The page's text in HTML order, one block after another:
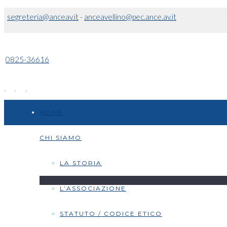
segreteria@anceav.it- anceavellino@pec.ance.av.it
0825-36616
CHI SIAMO
LA STORIA
L’ASSOCIAZIONE
STATUTO / CODICE ETICO